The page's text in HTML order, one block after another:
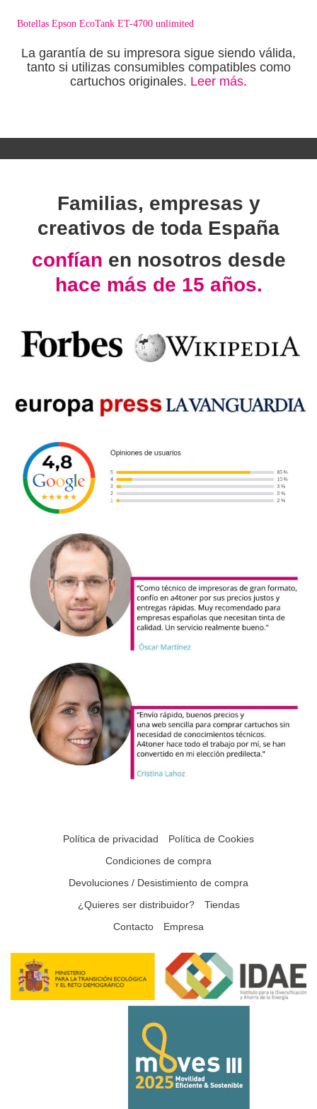
Botellas Epson EcoTank ET-4700 unlimited
La garantía de su impresora sigue siendo válida,
tanto si utilizas consumibles compatibles como
cartuchos originales. Leer más.
Familias, empresas y
creativos de toda España
confían en nosotros desde
hace más de 15 años.
Política de privacidad
Política de Cookies
Condiciones de compra
Devoluciones / Desistimiento de compra
¿Quieres ser distribuidor?
Tiendas
Contacto
Empresa